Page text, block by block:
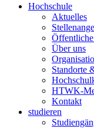
Hochschule
Aktuelles
Über uns
Standorte
HTWK-
Kontakt
studieren